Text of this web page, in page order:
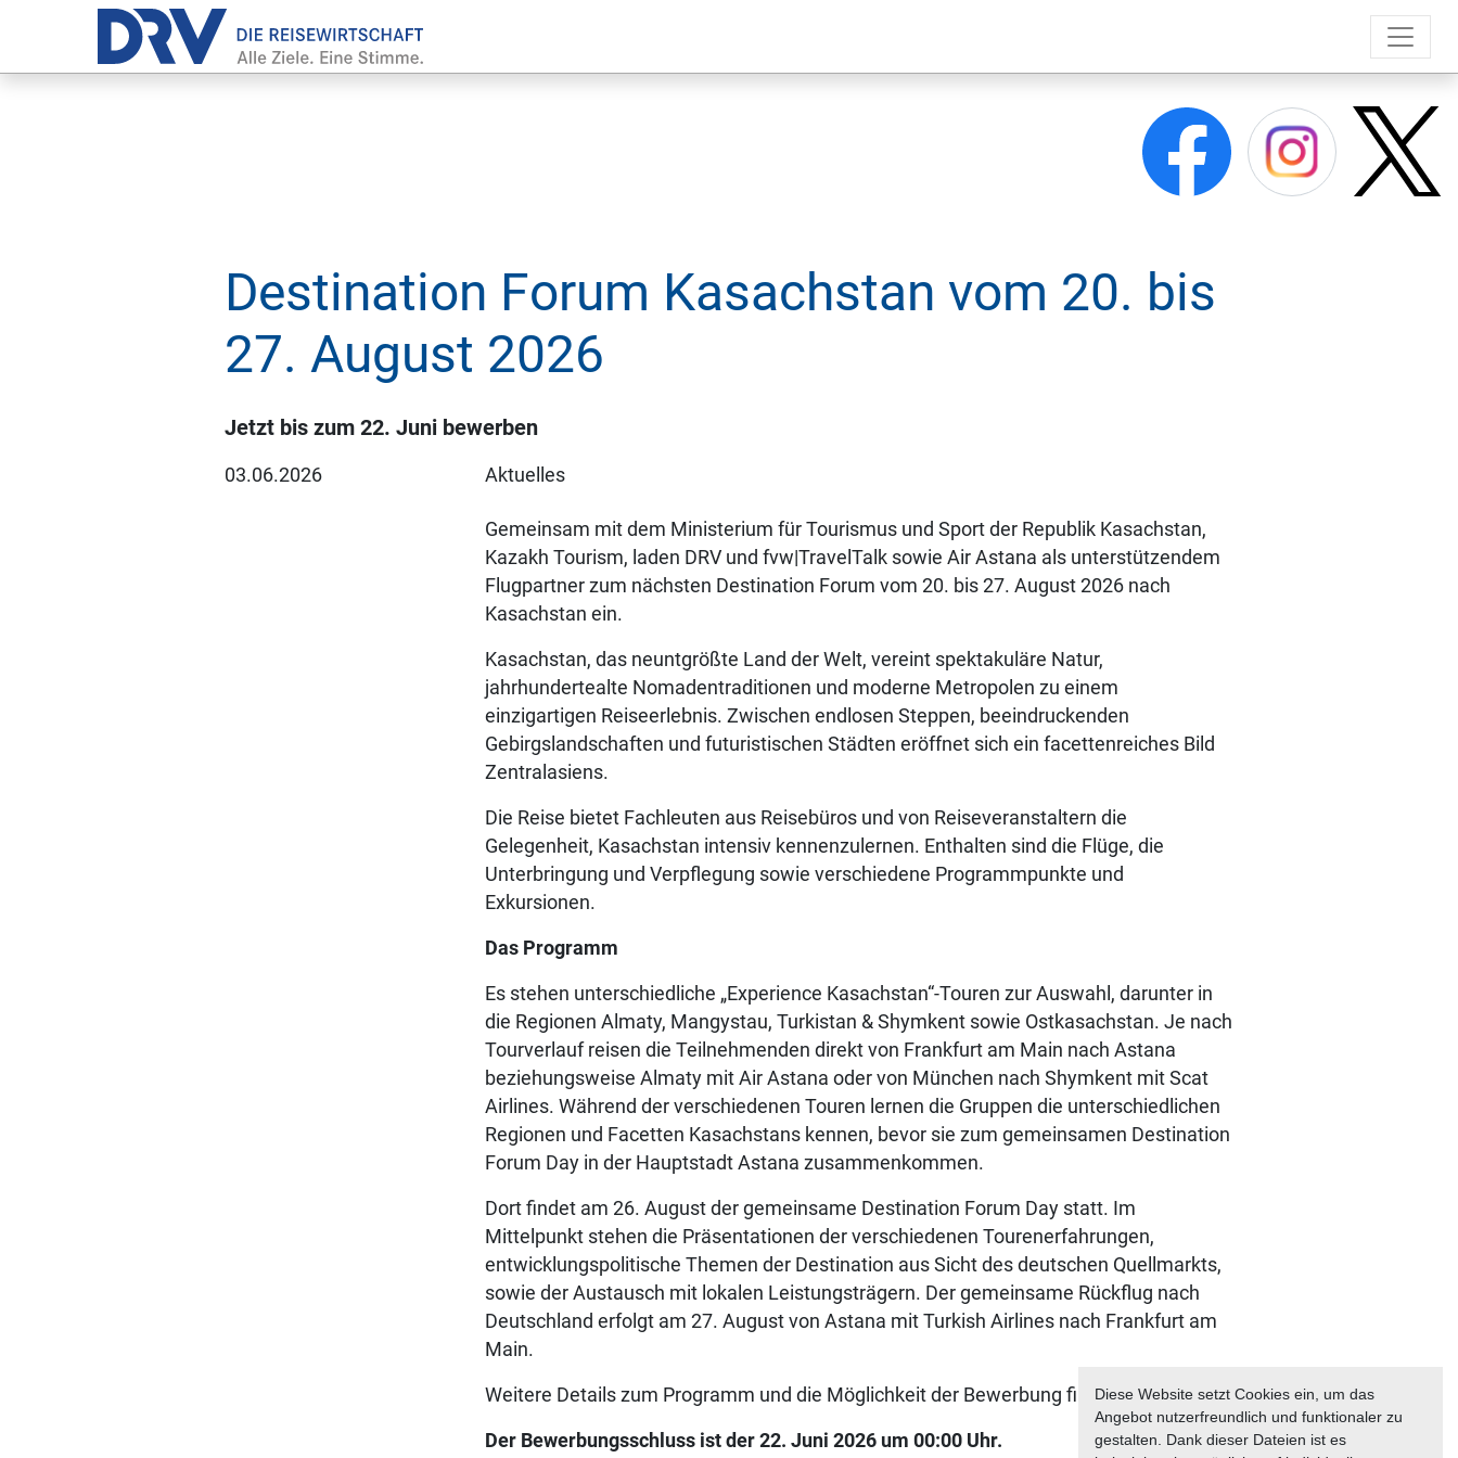
Diese Website setzt Cookies ein, um das
Angebot nutzerfreundlich und funktionaler zu
gestalten. Dank dieser Dateien ist es
Destination Forum Kasachstan vom 20. bis
27. August 2026
Jetzt bis zum 22. Juni bewerben
03.06.2026 Aktuelles
Gemeinsam mit dem Ministerium für Tourismus und Sport der Republik Kasachstan,
Kazakh Tourism, laden DRV und fvw|TravelTalk sowie Air Astana als unterstützendem
Flugpartner zum nächsten Destination Forum vom 20. bis 27. August 2026 nach
Kasachstan ein.
Kasachstan, das neuntgrößte Land der Welt, vereint spektakuläre Natur,
jahrhundertealte Nomadentraditionen und moderne Metropolen zu einem
einzigartigen Reiseerlebnis. Zwischen endlosen Steppen, beeindruckenden
Gebirgslandschaften und futuristischen Städten eröffnet sich ein facettenreiches Bild
Zentralasiens.
Die Reise bietet Fachleuten aus Reisebüros und von Reiseveranstaltern die
Gelegenheit, Kasachstan intensiv kennenzulernen. Enthalten sind die Flüge, die
Unterbringung und Verpflegung sowie verschiedene Programmpunkte und
Exkursionen.
Das Programm
Es stehen unterschiedliche „Experience Kasachstan“-Touren zur Auswahl, darunter in
die Regionen Almaty, Mangystau, Turkistan & Shymkent sowie Ostkasachstan. Je nach
Tourverlauf reisen die Teilnehmenden direkt von Frankfurt am Main nach Astana
beziehungsweise Almaty mit Air Astana oder von München nach Shymkent mit Scat
Airlines. Während der verschiedenen Touren lernen die Gruppen die unterschiedlichen
Regionen und Facetten Kasachstans kennen, bevor sie zum gemeinsamen Destination
Forum Day in der Hauptstadt Astana zusammenkommen.
Dort findet am 26. August der gemeinsame Destination Forum Day statt. Im
Mittelpunkt stehen die Präsentationen der verschiedenen Tourenerfahrungen,
entwicklungspolitische Themen der Destination aus Sicht des deutschen Quellmarkts,
sowie der Austausch mit lokalen Leistungsträgern. Der gemeinsame Rückflug nach
Deutschland erfolgt am 27. August von Astana mit Turkish Airlines nach Frankfurt am
Main.
Weitere Details zum Programm und die Möglichkeit der Bewerbung finden Siehier.
Der Bewerbungsschluss ist der 22. Juni 2026 um 00:00 Uhr.